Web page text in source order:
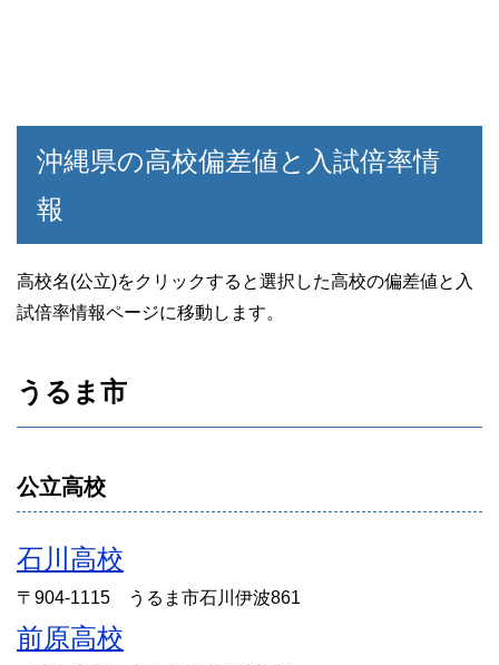
沖縄県の高校偏差値と入試倍率情
報
高校名(公立)をクリックすると選択した高校の偏差値と入
試倍率情報ページに移動します。
うるま市
公立高校
石川高校
〒904-1115 うるま市石川伊波861
前原高校